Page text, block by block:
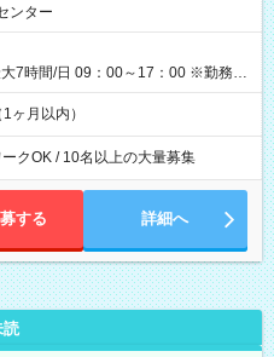
～13:30（休憩なし） 時給1,300
日収8,400円＋交通費 【試用期
ンター
7時間/日 09：00～17：00 ※勤務時
す。
ヶ月以内）
クOK / 10名以上の大量募集
する 詳細へ
読